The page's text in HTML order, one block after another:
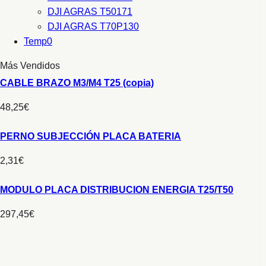
DJI AGRAS T50171
DJI AGRAS T70P130
Temp0
Más Vendidos
CABLE BRAZO M3/M4 T25 (copia)
48,25€
PERNO SUBJECCIÓN PLACA BATERIA
2,31€
MODULO PLACA DISTRIBUCION ENERGIA T25/T50
297,45€